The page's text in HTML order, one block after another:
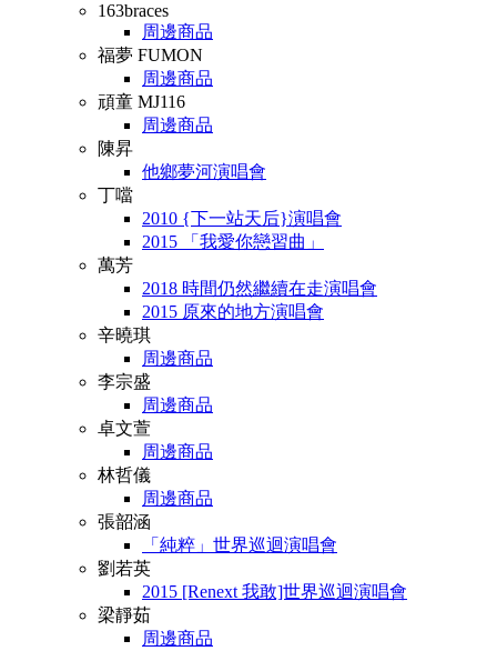
163braces
周邊商品
福夢 FUMON
周邊商品
頑童 MJ116
周邊商品
陳昇
他鄉夢河演唱會
丁噹
2010 {下一站天后}演唱會
2015 「我愛你戀習曲」
萬芳
2018 時間仍然繼續在走演唱會
2015 原來的地方演唱會
辛曉琪
周邊商品
李宗盛
周邊商品
卓文萱
周邊商品
林哲儀
周邊商品
張韶涵
「純粹」世界巡迴演唱會
劉若英
2015 [Renext 我敢]世界巡迴演唱會
梁靜茹
周邊商品